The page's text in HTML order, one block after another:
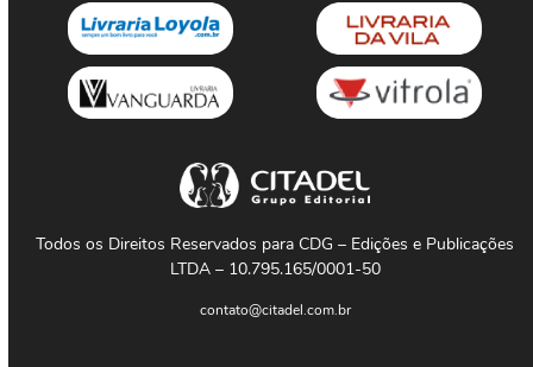
Todos os Direitos Reservados para CDG – Edições e Publicações
LTDA – 10.795.165/0001-50
contato@citadel.com.br